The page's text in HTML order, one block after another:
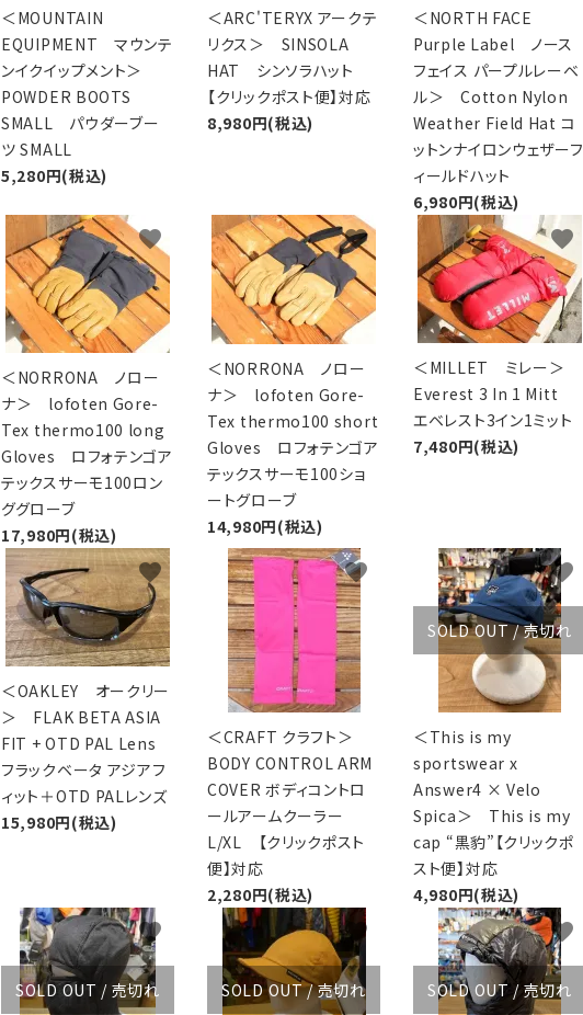
＜MOUNTAIN
EQUIPMENT マウンテ
ンイクイップメント＞
POWDER BOOTS
SMALL パウダーブー
ツ SMALL
5,280円(税込)
＜ARC'TERYX アークテ
リクス＞ SINSOLA
HAT シンソラハット
【クリックポスト便】対応
8,980円(税込)
＜NORTH FACE
Purple Label ノース
フェイス パープルレーベ
ル＞ Cotton Nylon
Weather Field Hat コ
ットンナイロンウェザーフ
ィールドハット
6,980円(税込)
＜NORRONA ノロー
ナ＞ lofoten Gore-
Tex thermo100 long
Gloves ロフォテンゴア
テックスサーモ100ロン
ググローブ
17,980円(税込)
favorite
＜NORRONA ノロー
ナ＞ lofoten Gore-
Tex thermo100 short
Gloves ロフォテンゴア
テックスサーモ100ショ
ートグローブ
14,980円(税込)
favorite
＜MILLET ミレー＞
Everest 3 In 1 Mitt
エベレスト3イン1ミット
7,480円(税込)
favorite
＜OAKLEY オークリー
＞ FLAK BETA ASIA
FIT + OTD PAL Lens
フラックベータ アジアフ
ィット＋OTD PALレンズ
15,980円(税込)
favorite
＜CRAFT クラフト＞
BODY CONTROL ARM
COVER ボディコントロ
ールアームクーラー
L/XL 【クリックポスト
便】対応
2,280円(税込)
favorite
SOLD OUT / 売切れ
＜This is my
sportswear x
Answer4 × Velo
Spica＞ This is my
cap “黒豹”【クリックポ
スト便】対応
4,980円(税込)
favorite
SOLD OUT / 売切れ
favorite
SOLD OUT / 売切れ
favorite
SOLD OUT / 売切れ
favorite